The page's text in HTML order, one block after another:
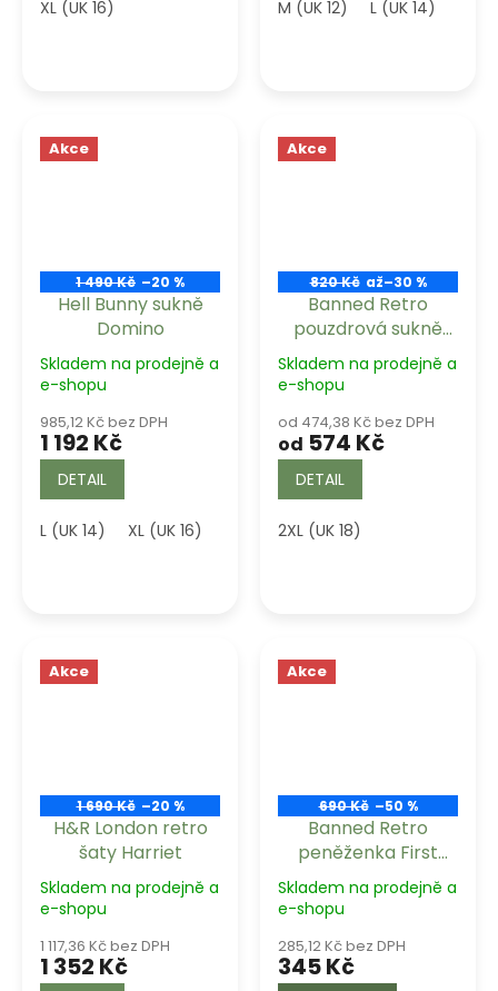
XL (UK 16) M (UK 12) L (UK 14)
Akce
1 490 Kč –20 %
Hell Bunny sukně
Domino
Skladem na prodejně a
e-shopu
985,12 Kč bez DPH
1 192 Kč
DETAIL
L (UK 14) XL (UK 16)
Akce
820 Kč až–30 %
Banned Retro
pouzdrová sukně
Proud Peacock
Skladem na prodejně a
e-shopu
od 474,38 Kč bez DPH
od 574 Kč
DETAIL
2XL (UK 18)
Akce
1 690 Kč –20 %
H&R London retro
šaty Harriet
Skladem na prodejně a
e-shopu
1 117,36 Kč bez DPH
1 352 Kč
Akce
690 Kč –50 %
Banned Retro
peněženka First
Skladem na prodejně a
e-shopu
285,12 Kč bez DPH
345 Kč